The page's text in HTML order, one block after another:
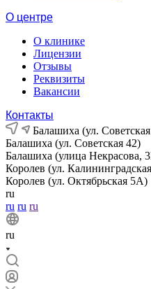
О центре
О клинике
Лицензии
Отзывы
Реквизиты
Вакансии
Контакты
Балашиха (ул.
Балашиха (ул. Советская 42)
Балашиха (улица Некрасова,
Королев (ул.
Королев (ул. Октябрьская 5А)
ru
ru ru ru
ru